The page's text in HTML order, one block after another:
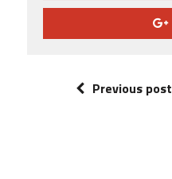
Previous post